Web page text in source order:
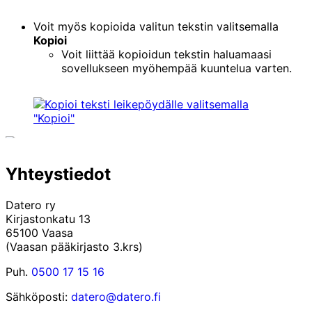
Voit myös kopioida valitun tekstin valitsemalla
Kopioi
Voit liittää kopioidun tekstin haluamaasi
sovellukseen myöhempää kuuntelua varten.
Yhteystiedot
Datero ry
Kirjastonkatu 13
65100 Vaasa
(Vaasan pääkirjasto 3.krs)
Puh. 0500 17 15 16
Sähköposti: datero@datero.fi